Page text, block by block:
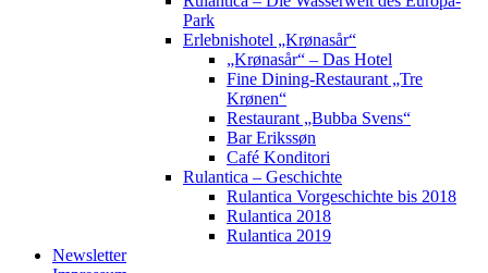
Park
Erlebnishotel „Krønasår“
„Krønasår“ – Das Hotel
Fine Dining-Restaurant „Tre
Krønen“
Restaurant „Bubba Svens“
Bar Erikssøn
Café Konditori
Rulantica – Geschichte
Rulantica Vorgeschichte bis 2018
Rulantica 2018
Rulantica 2019
Newsletter